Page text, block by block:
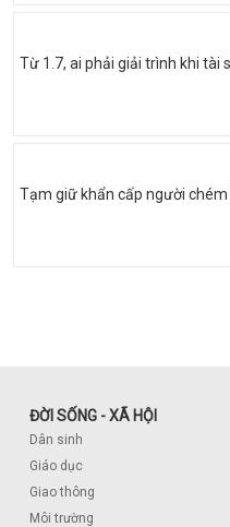
Từ 1.7, ai phải giải trình khi tài
Tạm giữ khẩn cấp người chém
ĐỜI SỐNG - XÃ HỘI
Dân sinh
Giáo dục
Giao thông
Môi trường